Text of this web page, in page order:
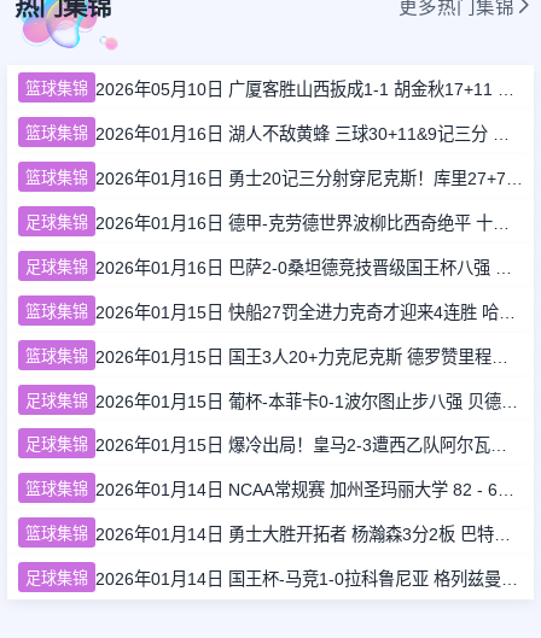
热门集锦 更多热门集锦
篮球集锦
篮球集锦
篮球集锦
足球集锦 2026年01月16日 德甲-克劳德世界波柳比西奇绝平 十人柏林联合1-1奥格斯堡
足球集锦
篮球集锦 2026年01月15日 快船27罚全进力克奇才迎来4连胜 哈登22+5+8 伦纳德33分4断
篮球集锦 2026年01月15日 国王3人20+力克尼克斯 德罗赞里程碑 威少11助 布伦森伤退
足球集锦 2026年01月15日 葡杯-本菲卡0-1波尔图止步八强 贝德纳雷克制胜帕夫利季斯失良机
足球集锦 2026年01月15日 爆冷出局！皇马2-3遭西乙队阿尔瓦塞特补时绝杀 无缘国王杯8强
篮球集锦 2026年01月14日 NCAA常规赛 加州圣玛丽大学 82 - 68 旧金山大学 全场集锦
篮球集锦 2026年01月14日 勇士大胜开拓者 杨瀚森3分2板 巴特勒16+6+5 库里9中2送11助
足球集锦